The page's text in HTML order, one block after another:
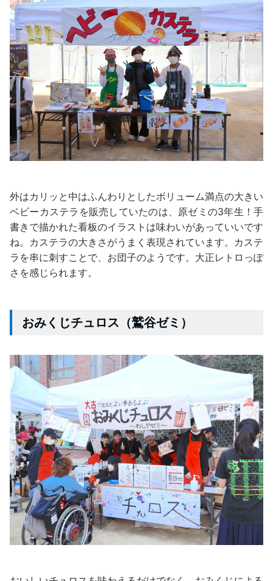
外はカリッと中はふんわりとしたボリューム満点の大きい
ベビーカステラを販売していたのは、原ゼミの3年生！手
書きで描かれた看板のイラストは味わいがあっていいです
ね。カステラの大きさがうまく表現されています。カステ
ラを串に刺すことで、お団子のようです。大正レトロっぽ
さを感じられます。
おみくじチュロス（鷲谷ゼミ）